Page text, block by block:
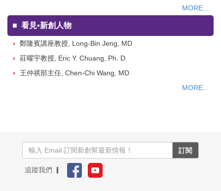
MORE...
■ 看見▪新創人物
鄭隆賓講座教授, Long-Bin Jeng, MD
莊曜宇教授, Eric Y. Chuang, Ph. D.
王仲祺部主任, Chen-Chi Wang, MD
MORE...
訂閱
追蹤我們 ▎